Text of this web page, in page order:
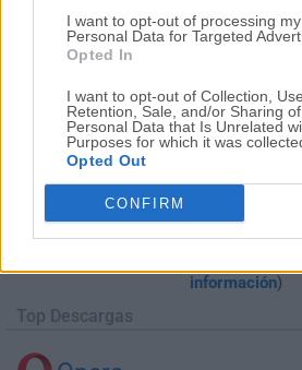
I want to opt-out of processing my
Personal Data for Targeted
Opted In
I want to opt-out of Collection, Use,
Retention, Sale, and/or Sharing
Personal Data that Is Unrelated
Purposes for which it was
Opted Out
CONFIRM
Descargar UniFi
6.4.54
información)
Top Descargas